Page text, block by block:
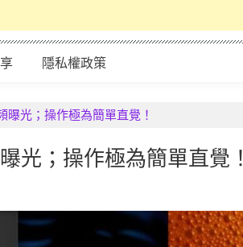
隱私權政策
曝光；操作極為簡單直覺！
光；操作極為簡單直覺！